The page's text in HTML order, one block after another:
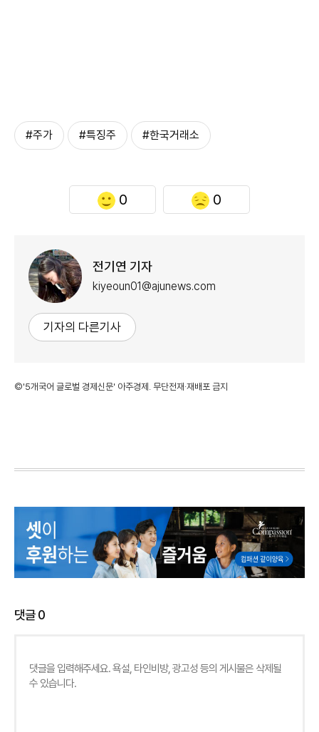
#주가 #특징주 #한국거래소
0 0
전기연 기자
kiyeoun01@ajunews.com
기자의 다른기사
©'5개국어 글로벌 경제신문' 아주경제. 무단전재·재배포 금지
댓글0